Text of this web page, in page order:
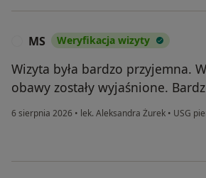
MS Weryfikacja wizyty
Wizyta była bardzo przyjemna.
obawy zostały wyjaśnione.
6 sierpnia 2026 • lek. Aleksandra Żurek • USG